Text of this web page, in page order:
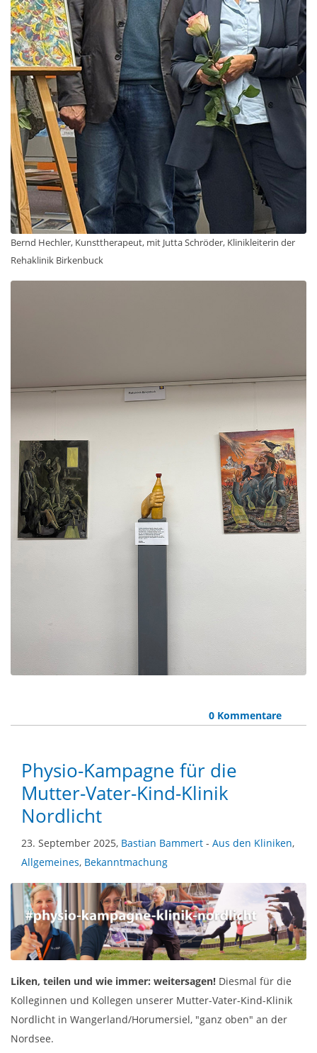
Bernd Hechler, Kunsttherapeut, mit Jutta Schröder, Klinikleiterin der
Rehaklinik Birkenbuck
0 Kommentare
Physio-Kampagne für die
Mutter-Vater-Kind-Klinik
Nordlicht
23. September 2025, Bastian Bammert - Aus den Kliniken,
Allgemeines, Bekanntmachung
Liken, teilen und wie immer: weitersagen! Diesmal für die
Kolleginnen und Kollegen unserer Mutter-Vater-Kind-Klinik
Nordlicht in Wangerland/Horumersiel, "ganz oben" an der
Nordsee.